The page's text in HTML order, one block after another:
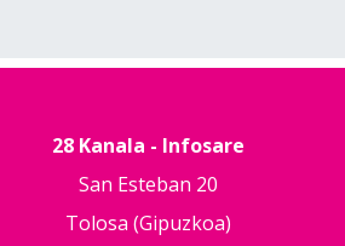
28 Kanala - Infosare
San Esteban 20
Tolosa (Gipuzkoa)